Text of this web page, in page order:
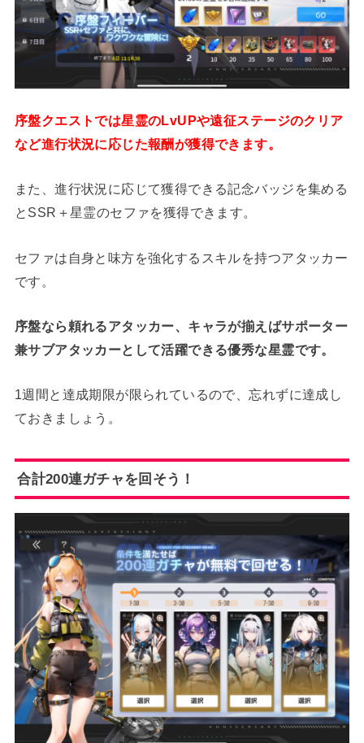
序盤クエストでは星霊のLvUPや遠征ステージのクリア
など進行状況に応じた報酬が獲得できます。
また、進行状況に応じて獲得できる記念バッジを集める
とSSR＋星霊のセファを獲得できます。
セファは自身と味方を強化するスキルを持つアタッカー
です。
序盤なら頼れるアタッカー、キャラが揃えばサポーター
兼サブアタッカーとして活躍できる優秀な星霊です。
1週間と達成期限が限られているので、忘れずに達成し
ておきましょう。
合計200連ガチャを回そう！